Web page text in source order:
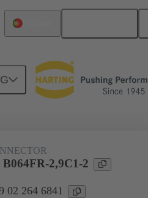
connection 09 02 264 6841
2,9C1-2
02 264 6841